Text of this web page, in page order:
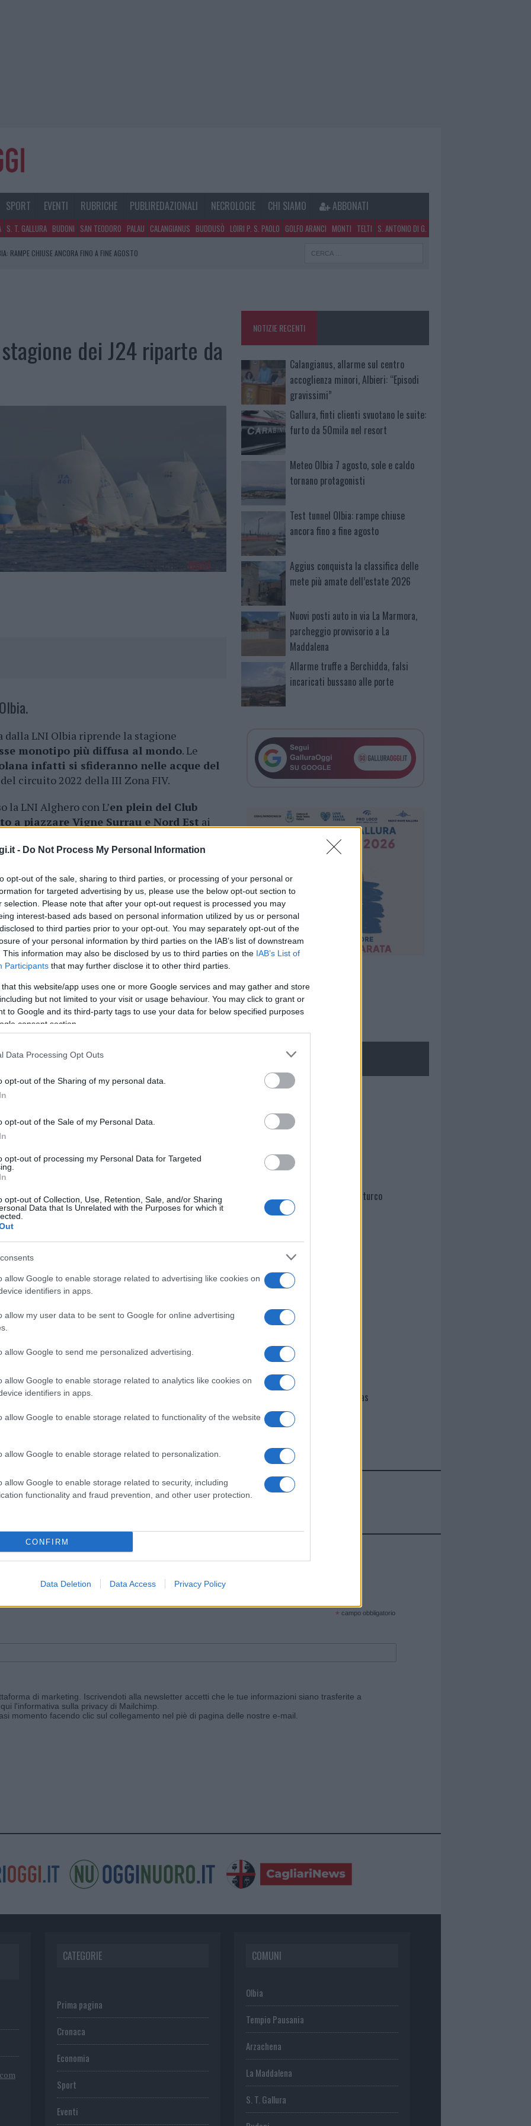
- Do Not Process My Personal Information
opt-out of the sale, sharing to third parties, or processing of your personal or
for targeted advertising by us, please use the below opt-out section to
selection. Please note that after your opt-out request is processed you may
interest-based ads based on personal information utilized by us or personal
to third parties prior to your opt-out. You may separately opt-out of the
of your personal information by third parties on the IAB’s list of downstream
This information may also be disclosed by us to third parties on the IAB’s List of
Participants that may further disclose it to other third parties.
that this website/app uses one or more Google services and may gather and store
but not limited to your visit or usage behaviour. You may click to grant or
to Google and its third-party tags to use your data for below specified purposes
consent section.
Data Processing Opt Outs
opt-out of the Sharing of my personal data.
opt-out of the Sale of my Personal Data.
opt-out of processing my Personal Data for Targeted
opt-out of Collection, Use, Retention, Sale, and/or Sharing
Data that Is Unrelated with the Purposes for which it
allow Google to enable storage related to advertising like cookies on
identifiers in apps.
allow my user data to be sent to Google for online advertising
allow Google to send me personalized advertising.
allow Google to enable storage related to analytics like cookies on
identifiers in apps.
allow Google to enable storage related to functionality of the website
allow Google to enable storage related to personalization.
allow Google to enable storage related to security, including
functionality and fraud prevention, and other user protection.
CONFIRM
Data Deletion Data Access Privacy Policy
SPORT EVENTI RUBRICHE PUBLIREDAZIONALI NECROLOGIE CHI SIAMO ABBONATI
S. T. GALLURA BUDONI SAN TEODORO PALAU CALANGIANUS BUDDUSÒ LOIRI P. S. PAOLO GOLFO ARANCI MONTI TELTI S. ANTONIO DI G.
LA CLASSIFICA DELLE METE PIÙ AMATE DELL’ESTATE 2026
dei J24 riparte da
dalla LNI Olbia riprende la stagione
monotipo più diffusa al mondo. Le
infatti si sfideranno nelle acque del
circuito 2022 della III Zona FIV.
la LNI Alghero con L’en plein del Club
a piazzare Vigne Surrau e Nord Est ai
e ha visto sempre Vigne Surrau battere
tappa del circuito 2021.
della passata stagione per le
27 marzo unite alle prove a voli, fatte nello
del 12 e 13 marzo.
di J24, a domenica 20 febbraio
cliccando qui
nella sezioneLogindal menù del sito o
Notizie Olbia
NOTIZIE RECENTI
Calangianus, allarme sul centro
accoglienza minori, Albieri: “Episodi
gravissimi”
Gallura, finti clienti svuotano le suite:
furto da 50mila nel resort
Meteo Olbia 7 agosto, sole e caldo
tornano protagonisti
Test tunnel Olbia: rampe chiuse
ancora fino a fine agosto
Aggius conquista la classifica delle
mete più amate dell’estate 2026
Nuovi posti auto in via La Marmora,
parcheggio provvisorio a La
Maddalena
Allarme truffe a Berchidda, falsi
incaricati bussano alle porte
NECROLOGIE
Martina Agostina Diturco
I nostri cari
I nostri cari
Giovannimaria Cabras
Invia un Comunicato Stampa|Pubblicità|Segnala
e ricevi le nostre email periodiche contenenti le ultime notizie pubblicate sul sito web!
* campo obbligatorio
di marketing. Iscrivendoti alla newsletter accetti che le tue informazioni siano trasferite a
l'informativa sulla privacy di Mailchimp
momento facendo clic sul collegamento nel piè di pagina delle nostre e-mail.
CATEGORIE
Prima pagina
Cronaca
Economia
Sport
Eventi
COMUNI
Olbia
Tempio Pausania
Arzachena
La Maddalena
S. T. Gallura